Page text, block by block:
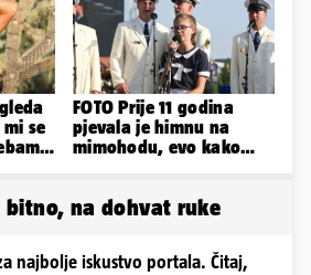
se
FOTO Prije 11 godina
pjevala je himnu na
mimohodu, evo kako
bitno, na dohvat ruke
najbolje iskustvo portala. Čitaj,